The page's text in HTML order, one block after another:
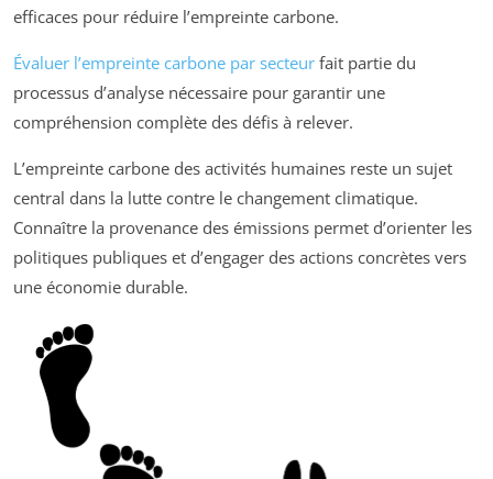
efficaces pour réduire l’empreinte carbone.
Évaluer l’empreinte carbone par secteur fait partie du
processus d’analyse nécessaire pour garantir une
compréhension complète des défis à relever.
L’empreinte carbone des activités humaines reste un sujet
central dans la lutte contre le changement climatique.
Connaître la provenance des émissions permet d’orienter les
politiques publiques et d’engager des actions concrètes vers
une économie durable.